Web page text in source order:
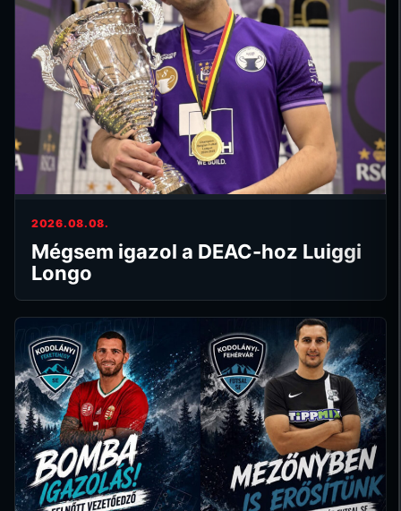
2026.08.08.
Mégsem igazol a DEAC-hoz Luiggi
Longo